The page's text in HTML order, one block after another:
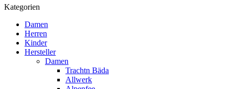
Kategorien
Damen
Herren
Kinder
Hersteller
Damen
Trachtn Bäda
Allwerk